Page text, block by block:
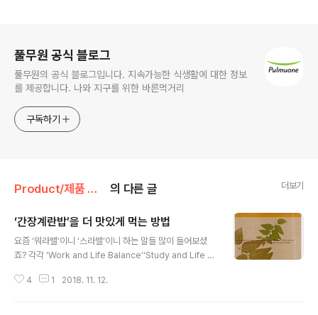
풀무원 공식 블로그
풀무원의 공식 블로그입니다. 지속가능한 식생활에 대한 정보
를 제공합니다. 나와 지구를 위한 바른먹거리
구독하기
Product/제품 메이킹 스토리 의 다른 글 더보기
‘간장계란밥’을 더 맛있게 먹는 방법
요즘 ‘워라밸’이니 ‘스라밸’이니 하는 말들 많이 들어보셨
죠? 각각 ‘Work and Life Balance’‘Study and Life B
nce스라밸 = Study and Life Balance 그렇다면 휴일
4 1 2018. 11. 12.